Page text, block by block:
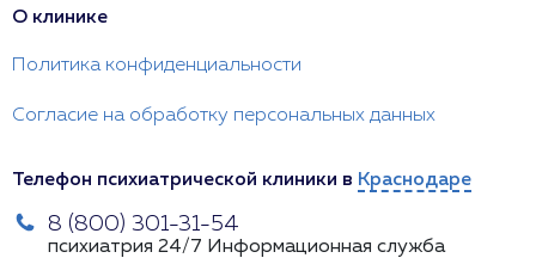
О клинике
Политика конфиденциальности
Согласие на обработку персональных данных
Телефон психиатрической клиники в Краснодаре
8 (800) 301-31-54
психиатрия 24/7 Информационная служба